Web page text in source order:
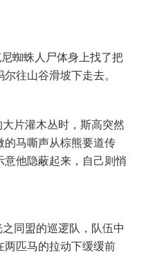
蜘蛛人尸体身上找了把
往山谷滑坡下走去。
片灌木丛时，斯高突然
的马嘶声从棕熊要道传
他隐蔽起来，自己则悄
同盟的巡逻队，队伍中
两匹马的拉动下缓缓前